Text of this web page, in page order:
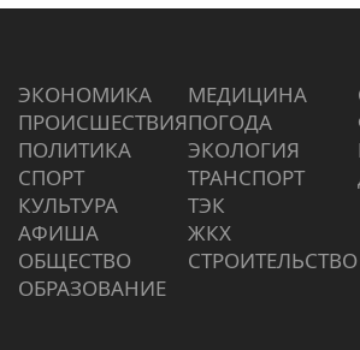
ЭКОНОМИКА
ПРОИCШЕСТВИЯ
ПОЛИТИКА
СПОРТ
КУЛЬТУРА
АФИША
ОБЩЕСТВО
ОБРАЗОВАНИЕ
МЕДИЦИНА
ПОГОДА
ЭКОЛОГИЯ
ТРАНСПОРТ
ТЭК
ЖКХ
СТРОИТЕЛЬСТВО